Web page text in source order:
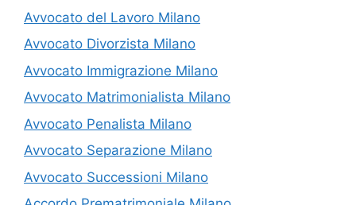
Avvocato del Lavoro Milano
Avvocato Divorzista Milano
Avvocato Immigrazione Milano
Avvocato Matrimonialista Milano
Avvocato Penalista Milano
Avvocato Separazione Milano
Avvocato Successioni Milano